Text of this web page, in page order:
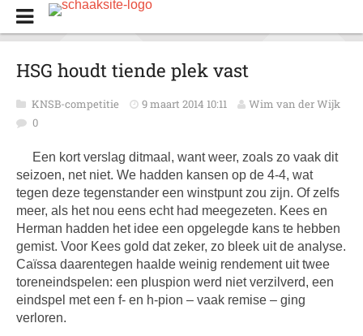
HSG houdt tiende plek vast
KNSB-competitie 9 maart 2014 10:11
Wim van der Wijk
0
Een kort verslag ditmaal, want weer, zoals zo vaak dit
seizoen, net niet. We hadden kansen op de 4-4, wat
tegen deze tegenstander een winstpunt zou zijn. Of zelfs
meer, als het nou eens echt had meegezeten. Kees en
Herman hadden het idee een opgelegde kans te hebben
gemist. Voor Kees gold dat zeker, zo bleek uit de analyse.
Caïssa daarentegen haalde weinig rendement uit twee
toreneindspelen: een pluspion werd niet verzilverd, een
eindspel met een f- en h-pion – vaak remise – ging
verloren.